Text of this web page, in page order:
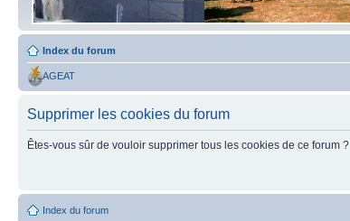
Index du forum
AGEAT
Supprimer les cookies du forum
Êtes-vous sûr de vouloir supprimer tous les cookies de ce forum ?
Index du forum